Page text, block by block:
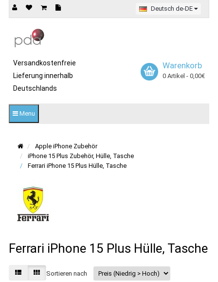
Deutsch de-DE
Versandkostenfreie
Lieferung innerhalb
Deutschlands
Warenkorb
0 Artikel - 0,00€
Menu
Apple iPhone Zubehör
iPhone 15 Plus Zubehör, Hülle, Tasche
Ferrari iPhone 15 Plus Hülle, Tasche
Ferrari iPhone 15 Plus Hülle, Tasche
Sortieren nach